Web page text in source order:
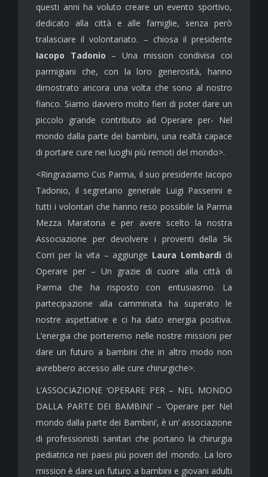
questi anni ha voluto creare un evento sportivo,
dedicato alla città e alle famiglie, senza però
tralasciare il volontariato. – chiosa il presidente
Iacopo Tadonio – Una mission condivisa coi
parmigiani che, con la loro generosità, hanno
dimostrato ancora una volta che sono al nostro
fianco. Siamo davvero molto fieri di poter dare un
piccolo grande contributo ad Operare per- Nel
mondo dalla parte dei bambini, una realtà capace
di portare cure nei luoghi più remoti del mondo>.
<Ringraziamo Cus Parma, il suo presidente Iacopo
Tadonio, il segretario generale Luigi Passerini e
tutti i volontari che hanno reso possibile la Parma
Mezza Maratona e per avere scelto la nostra
Associazione per devolvere i proventi della 5k
Corri per la vita – aggiunge Laura Lombardi di
Operare per – Un grazie di cuore alla città di
Parma che ha risposto con entusiasmo. La
partecipazione alla camminata ha superato le
nostre aspettative e ci ha dato energia positiva.
L’energia che porteremo nelle nostre missioni per
dare un futuro a bambini che in altro modo non
avrebbero accesso alle cure chirurgiche>.
L’ASSOCIAZIONE ‘OPERARE PER – NEL MONDO
DALLA PARTE DEI BAMBINI’ – ‘Operare per Nel
mondo dalla parte dei Bambini’, è un’ associazione
di professionisti sanitari che portano la chirurgia
pediatrica nei paesi più poveri del mondo. La loro
mission è dare un futuro a bambini e giovani adulti